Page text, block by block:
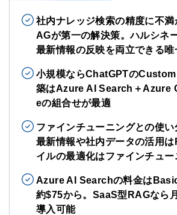
社内ナレッジ検索の精度に不
AGが第一の解決策。ハルシネ
最新情報の反映を両立できる唯
小規模ならChatGPTの
築はAzure AI Search＋Azure
eの組合せが最適
ファインチューニングとの使い
最新情報や社内データの活用
イルの最適化はファインチュー
Azure AI Searchの料金は
約$75から。SaaS型RAGなら
導入可能